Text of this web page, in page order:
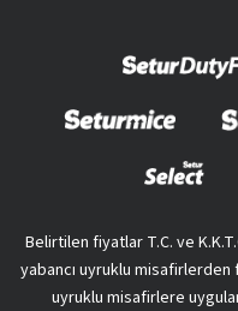
Belirtilen fiyatlar T.C. ve
yabancı uyruklu
uyruklu misafirlere